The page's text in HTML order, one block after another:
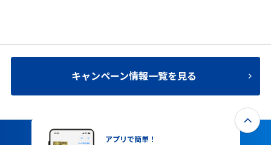
キャンペーン情報一覧を見る
アプリで簡単！